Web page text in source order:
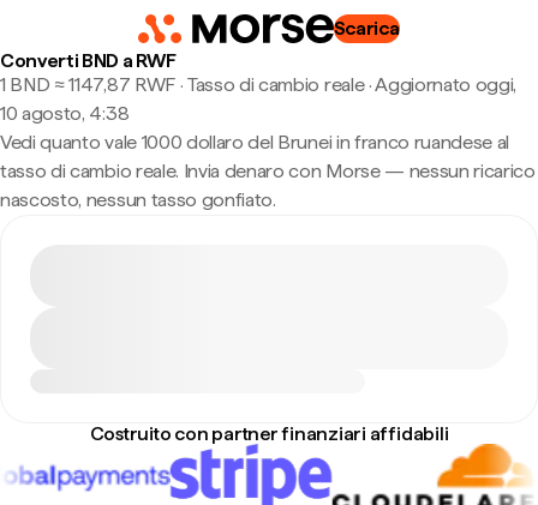
Scarica
Converti BND a RWF
1 BND ≈ 1147,87 RWF · Tasso di cambio reale·Aggiornato oggi,
10 agosto, 4:38
Vedi quanto vale 1000 dollaro del Brunei in franco ruandese al
tasso di cambio reale. Invia denaro con Morse — nessun ricarico
nascosto, nessun tasso gonfiato.
Costruito con partner finanziari affidabili